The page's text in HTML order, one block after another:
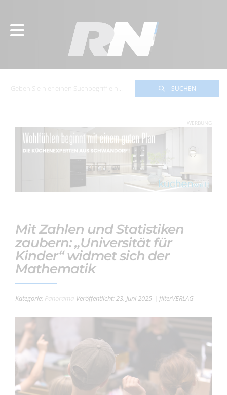
SUCHEN
WERBUNG
Mit Zahlen und Statistiken
zaubern: „Universität für
Kinder“ widmet sich der
Mathematik
Kategorie: Panorama Veröffentlicht: 23. Juni 2025 | filterVERLAG